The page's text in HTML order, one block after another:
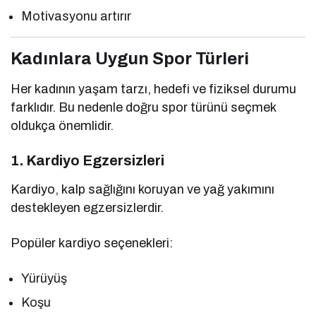
Motivasyonu artırır
Kadınlara Uygun Spor Türleri
Her kadının yaşam tarzı, hedefi ve fiziksel durumu
farklıdır. Bu nedenle doğru spor türünü seçmek
oldukça önemlidir.
1. Kardiyo Egzersizleri
Kardiyo, kalp sağlığını koruyan ve yağ yakımını
destekleyen egzersizlerdir.
Popüler kardiyo seçenekleri:
Yürüyüş
Koşu